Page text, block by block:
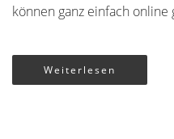
können ganz einfach
Weiterlesen